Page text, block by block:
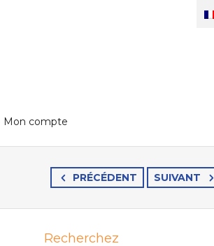
Mon compte
PRÉCÉDENT SUIVANT
Recherchez